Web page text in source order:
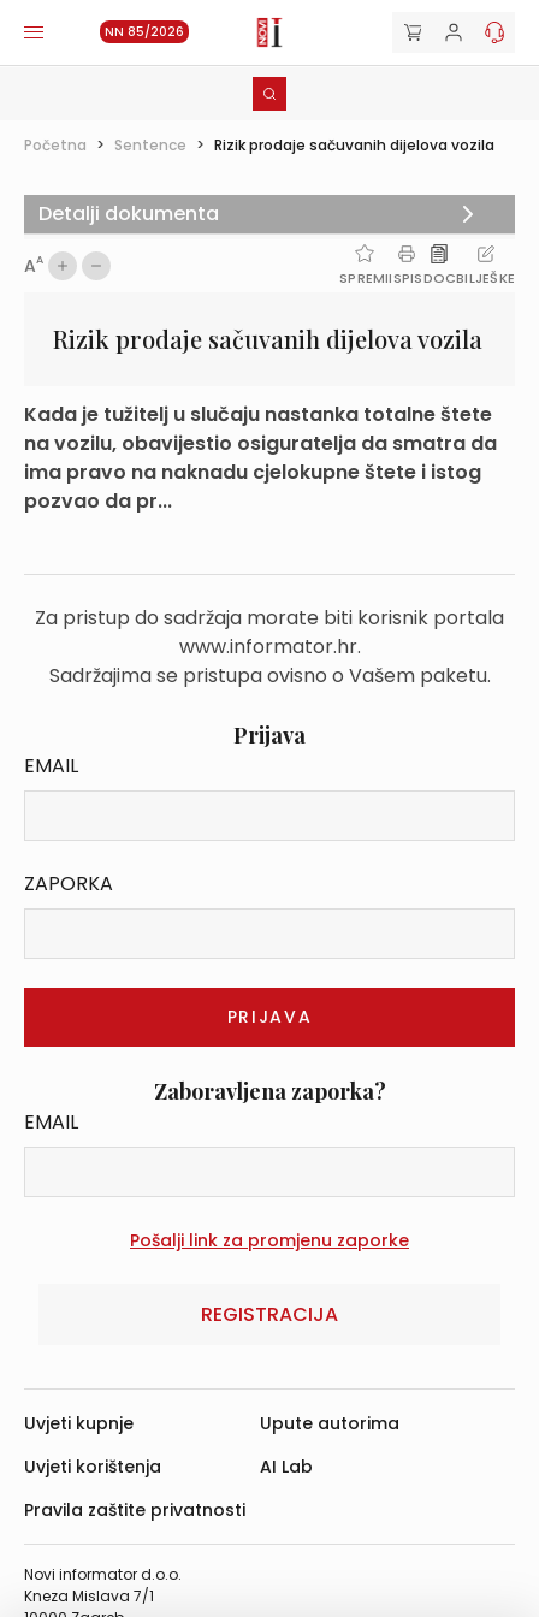
NN 85/2026
Početna > Sentence > Rizik prodaje sačuvanih dijelova vozila
AA
SPREMIISPISDOCBILJEŠKE
Rizik prodaje sačuvanih dijelova vozila
Kada je tužitelj u slučaju nastanka totalne štete
na vozilu, obavijestio osiguratelja da smatra da
ima pravo na naknadu cjelokupne štete i istog
pozvao da pr...
Za pristup do sadržaja morate biti korisnik portala
www.informator.hr.
Sadržajima se pristupa ovisno o Vašem paketu.
Prijava
EMAIL
ZAPORKA
Zaboravljena zaporka?
EMAIL
REGISTRACIJA
Detalji dokumenta
Novi informator d.o.o.
Kneza Mislava 7/1
Uvjeti kupnje
Uvjeti korištenja
Pravila zaštite privatnosti
Upute autorima
AI Lab